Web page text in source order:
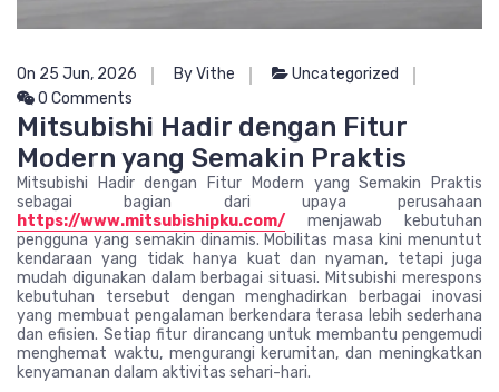
On 25 Jun, 2026 By Vithe
Uncategorized
0 Comments
Mitsubishi Hadir dengan Fitur
Modern yang Semakin Praktis
Mitsubishi Hadir dengan Fitur Modern yang Semakin Praktis
sebagai bagian dari upaya perusahaan
https://www.mitsubishipku.com/ menjawab kebutuhan
pengguna yang semakin dinamis. Mobilitas masa kini menuntut
kendaraan yang tidak hanya kuat dan nyaman, tetapi juga
mudah digunakan dalam berbagai situasi. Mitsubishi merespons
kebutuhan tersebut dengan menghadirkan berbagai inovasi
yang membuat pengalaman berkendara terasa lebih sederhana
dan efisien. Setiap fitur dirancang untuk membantu pengemudi
menghemat waktu, mengurangi kerumitan, dan meningkatkan
kenyamanan dalam aktivitas sehari-hari.